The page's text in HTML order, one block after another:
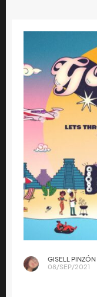
GISELL PINZÓN
08/SEP/2021